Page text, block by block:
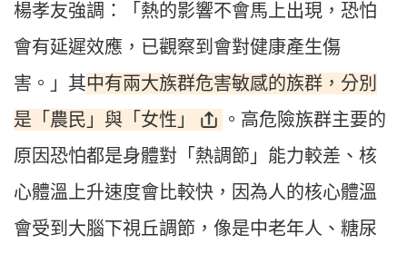
楊孝友強調：「熱的影響不會馬上出現，恐怕
會有延遲效應，已觀察到會對健康產生傷
害。」其中有兩大族群危害敏感的族群，分別
是「農民」與「女性」
。高危險族群主要的
原因恐怕都是身體對「熱調節」能力較差、核
心體溫上升速度會比較快，因為人的核心體溫
會受到大腦下視丘調節，像是中老年人、糖尿